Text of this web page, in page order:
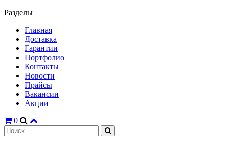
Разделы
Главная
Доставка
Гарантии
Портфолио
Контакты
Новости
Прайсы
Вакансии
Акции
0